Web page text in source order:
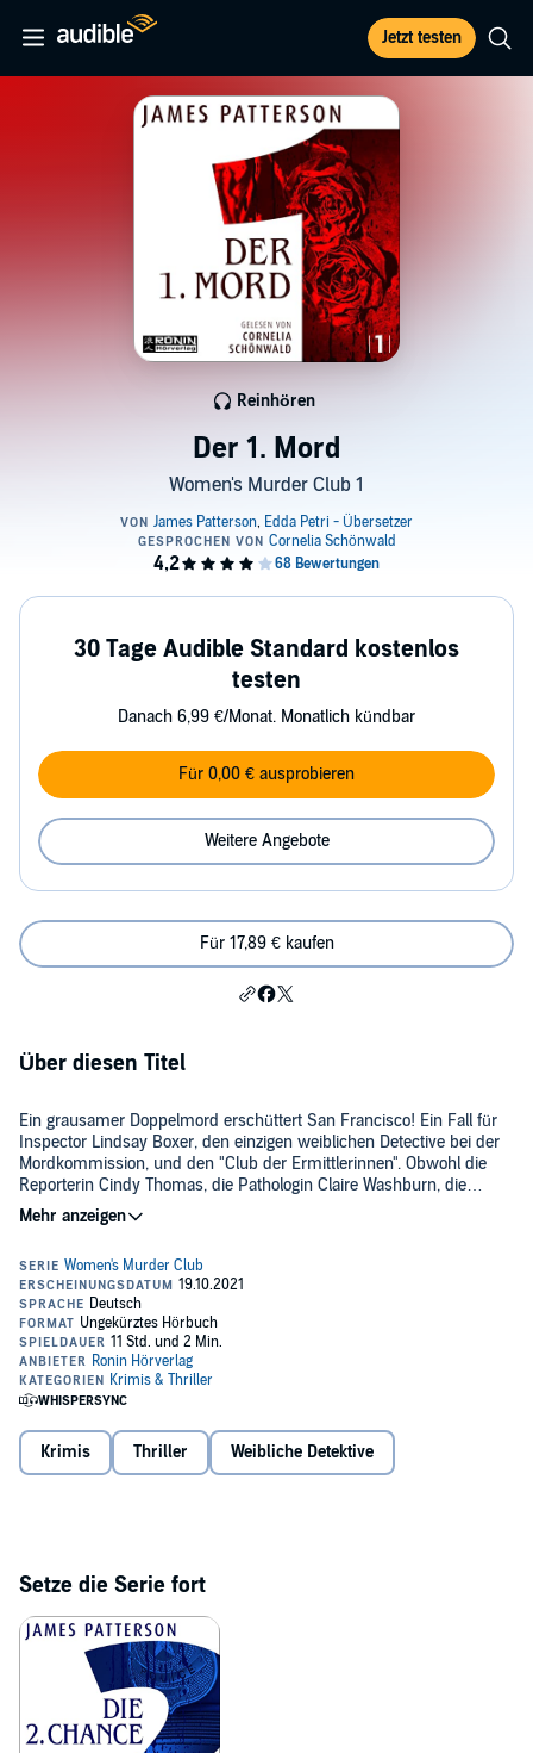
Jetzt testen
Der 1. Mord
Women's Murder Club 1
Reinhören
30 Tage Audible Standard kostenlos
testen
Danach 6,99 €/Monat. Monatlich kündbar
Für 0,00 € ausprobieren
Weitere Angebote
Für 17,89 € kaufen
Über diesen Titel
Ein grausamer Doppelmord erschüttert San Francisco! Ein Fall für
Inspector Lindsay Boxer, den einzigen weiblichen Detective bei der
Mordkommission, und den "Club der Ermittlerinnen". Obwohl die
Reporterin Cindy Thomas, die Pathologin Claire Washburn, die
Staatsanwältin Jill Bernhardt und Lindsay Boxer dabei gegen alle
professionellen Regeln verstoßen: Sie müssen untereinander mit
Geschmack am Töten gefunden hat. Aber dann übersieht Lindsay
Boxer dieses eine kleine Detail, das sie ihr Leben kosten kann...
©2003 Limes Verlag (ein Unternehmen der Penguin Random House
Hörverlag
Krimis Thriller Weibliche Detektive
Setze die Serie fort